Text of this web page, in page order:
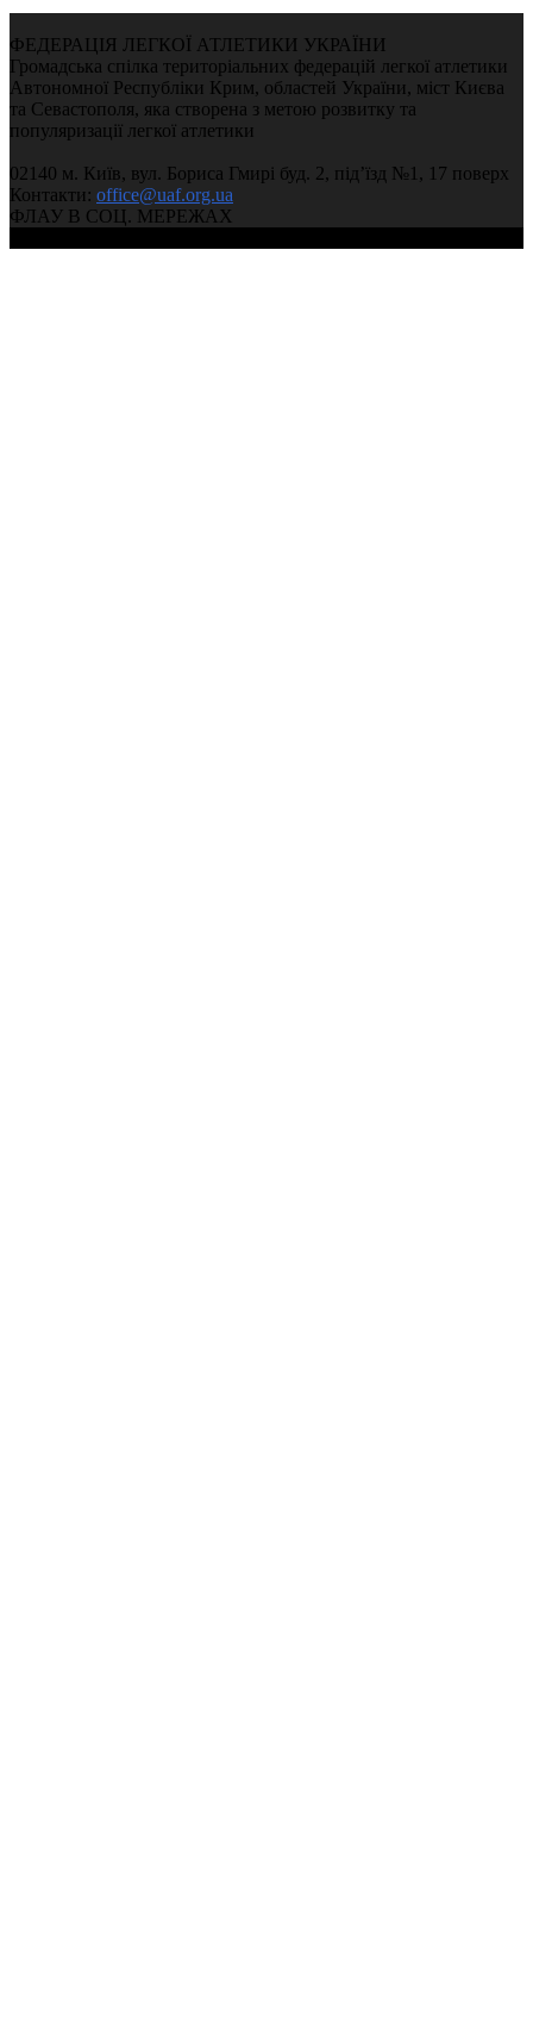
ФЕДЕРАЦІЯ ЛЕГКОЇ АТЛЕТИКИ УКРАЇНИ
Громадська спілка територіальних федерацій легкої атлетики
Автономної Республіки Крим, областей України, міст Києва
та Севастополя, яка створена з метою розвитку та
популяризації легкої атлетики
02140 м. Київ, вул. Бориса Гмирі буд. 2, під’їзд №1, 17 поверх
Контакти: office@uaf.org.ua
ФЛАУ В СОЦ. МЕРЕЖАХ